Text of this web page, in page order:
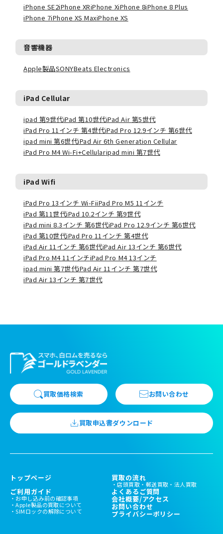
iPhone SE2iPhone XRiPhone XiPhone 8iPhone 8 Plus
iPhone 7iPhone XS MaxiPhone XS
音響機器
Apple製品SONYBeats Electronics
iPad Cellular
ipad 第9世代iPad 第10世代iPad Air 第5世代
iPad Pro 11インチ 第4世代iPad Pro 12.9インチ 第6世代
ipad mini 第6世代iPad Air 6th Generation Cellular
iPad Pro M4 Wi-Fi+Cellularipad mini 第7世代
iPad Wifi
iPad Pro 13インチ Wi-FiiPad Pro M5 11インチ
iPad 第11世代iPad 10.2インチ 第9世代
iPad mini 8.3インチ 第6世代iPad Pro 12.9インチ 第6世代
iPad 第10世代iPad Pro 11インチ 第4世代
iPad Air 11インチ 第6世代iPad Air 13インチ 第6世代
iPad Pro M4 11インチiPad Pro M4 13インチ
ipad mini 第7世代iPad Air 11インチ 第7世代
iPad Air 13インチ 第7世代
買取価格検索 お問い合わせ
買取申込書ダウンロード
トップページ 買取の流れ
店頭買取 郵送買取 法人買取
ご利用ガイド
お申し込み前の確認事項
Apple製品の買取について
SIMロックの解除について
よくあるご質問
会社概要/アクセス
お問い合わせ
プライバシーポリシー